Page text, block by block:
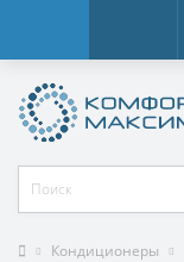
Кондиционеры